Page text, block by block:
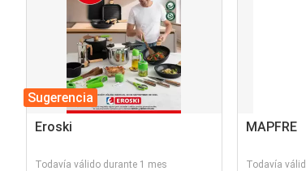
Sugerencia
Eroski
Todavía válido durante 1 mes
MAPFRE
Todavía